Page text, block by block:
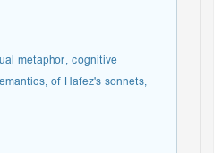
metaphor, cognitive
of Hafez's sonnets,